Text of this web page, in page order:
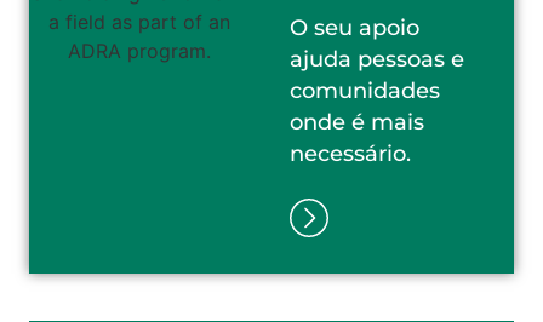
O seu apoio
ajuda pessoas e
comunidades
onde é mais
necessário.